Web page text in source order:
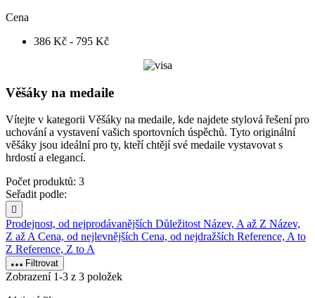
Cena
386 Kč - 795 Kč
Věšáky na medaile
Vítejte v kategorii Věšáky na medaile, kde najdete stylová řešení pro
uchování a vystavení vašich sportovních úspěchů. Tyto originální
věšáky jsou ideální pro ty, kteří chtějí své medaile vystavovat s
hrdostí a elegancí.
Počet produktů: 3
Seřadit podle:

Prodejnost, od nejprodávanějších DůležitostNázev, A až Z Název,
Z až ACena, od nejlevnějších Cena, od nejdražších Reference, A to
Z Reference, Z to A
Filtrovat
Zobrazení 1-3 z 3 položek